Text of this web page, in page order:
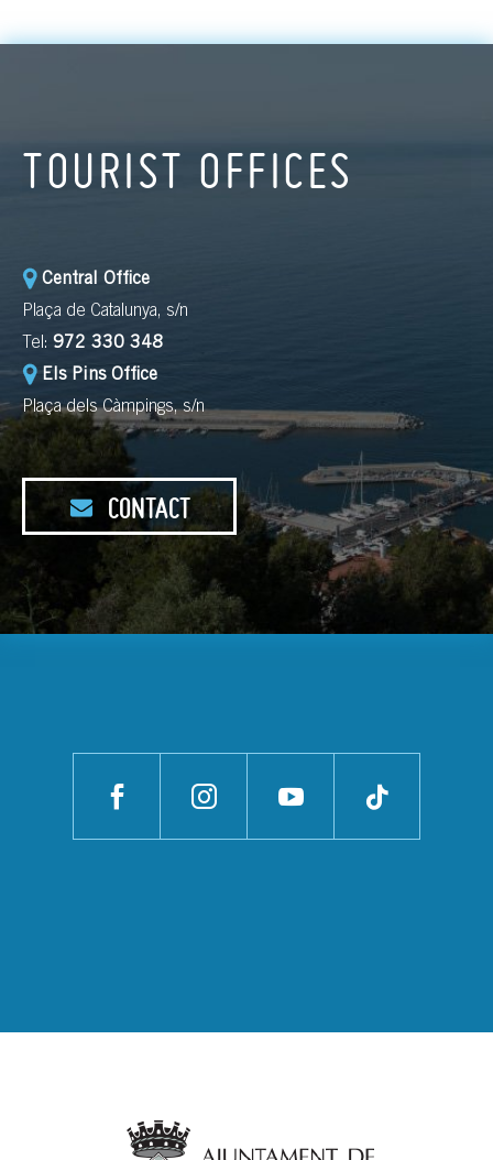
TOURIST OFFICES
Central Office
Plaça de Catalunya, s/n
Tel: 972 330 348
Els Pins Office
Plaça dels Càmpings, s/n
CONTACT